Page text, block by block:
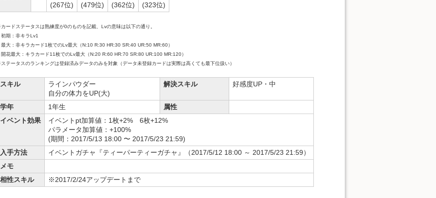
(267位)
(479位)
(362位)
(323位)
ードステータスは熟練度が0のものを記載、Lvの意味は以下の通り。
期：非キラLv1
大：非キラカード1枚でのLv最大（N:10 R:30 HR:30 SR:40 UR:50 MR:60）
花最大：キラカード11枚でのLv最大（N:20 R:60 HR:70 SR:80 UR:100 MR:120）
テータスのランキングは登録済みデータのみを対象（データ未登録カードは実際は高くても最下位扱い）
スキル
ラインパウダー
自分の体力をUP(大)
解決スキル 好感度UP・中
学年 1年生
属性
イベント効果
イベントpt加算値：1枚+2% 6枚+12%
パラメータ加算値：+100%
(期間：2017/5/13 18:00 〜 2017/5/23 21:59)
入手方法
イベントガチャ『ティーパーティーガチャ』（2017/5/12 18:00 ～ 2017/5/23 21:59）
メモ
相性スキル
※2017/2/24アップデートまで